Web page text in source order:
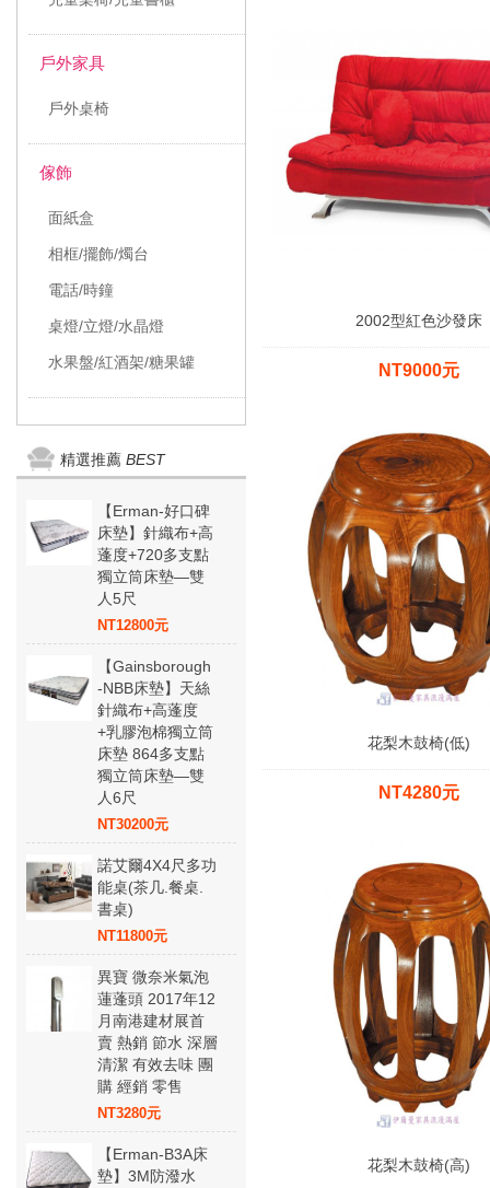
戶外家具
戶外桌椅
傢飾
面紙盒
相框/擺飾/燭台
電話/時鐘
桌燈/立燈/水晶燈
水果盤/紅酒架/糖果罐
精選推薦 BEST
【Erman-好口碑
床墊】針織布+高
蓬度+720多支點
獨立筒床墊—雙
人5尺
NT12800元
【Gainsborough
-NBB床墊】天絲
針織布+高蓬度
+乳膠泡棉獨立筒
床墊 864多支點
獨立筒床墊—雙
人6尺
NT30200元
諾艾爾4X4尺多功
能桌(茶几.餐桌.
書桌)
NT11800元
異寶 微奈米氣泡
蓮蓬頭 2017年12
月南港建材展首
賣 熱銷 節水 深層
清潔 有效去味 團
購 經銷 零售
NT3280元
【Erman-B3A床
墊】3M防潑水
2002型紅色沙發床
NT9000元
花梨木鼓椅(低)
NT4280元
花梨木鼓椅(高)